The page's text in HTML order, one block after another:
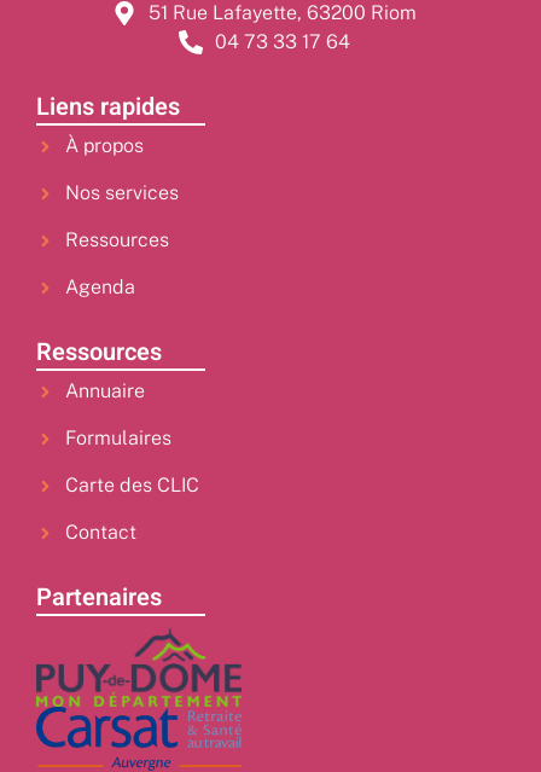
51 Rue Lafayette, 63200 Riom
04 73 33 17 64
Liens rapides
À propos
Nos services
Ressources
Agenda
Ressources
Annuaire
Formulaires
Carte des CLIC
Contact
Partenaires